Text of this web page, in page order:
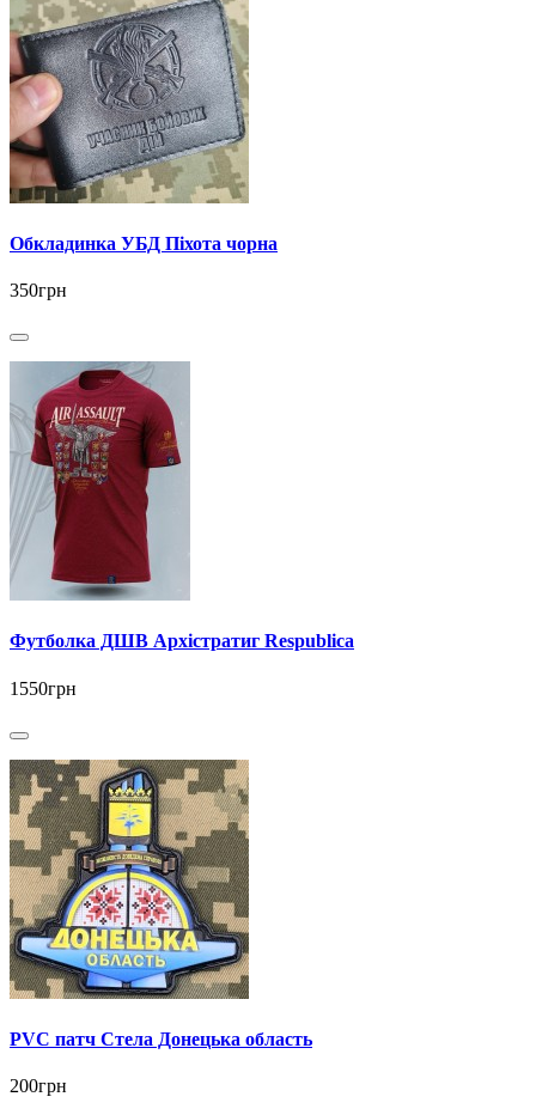
Обкладинка УБД Піхота чорна
350грн
Футболка ДШВ Архістратиг Respublica
1550грн
PVC патч Стела Донецька область
200грн